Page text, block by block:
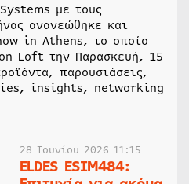
με τους
ανανεώθηκε και
in Athens, το οποίο
Loft την Παρασκευή, 15
παρουσιάσεις,
insights, networking
28 Ιουνίου 2026 11:15
ELDES ESIM484: